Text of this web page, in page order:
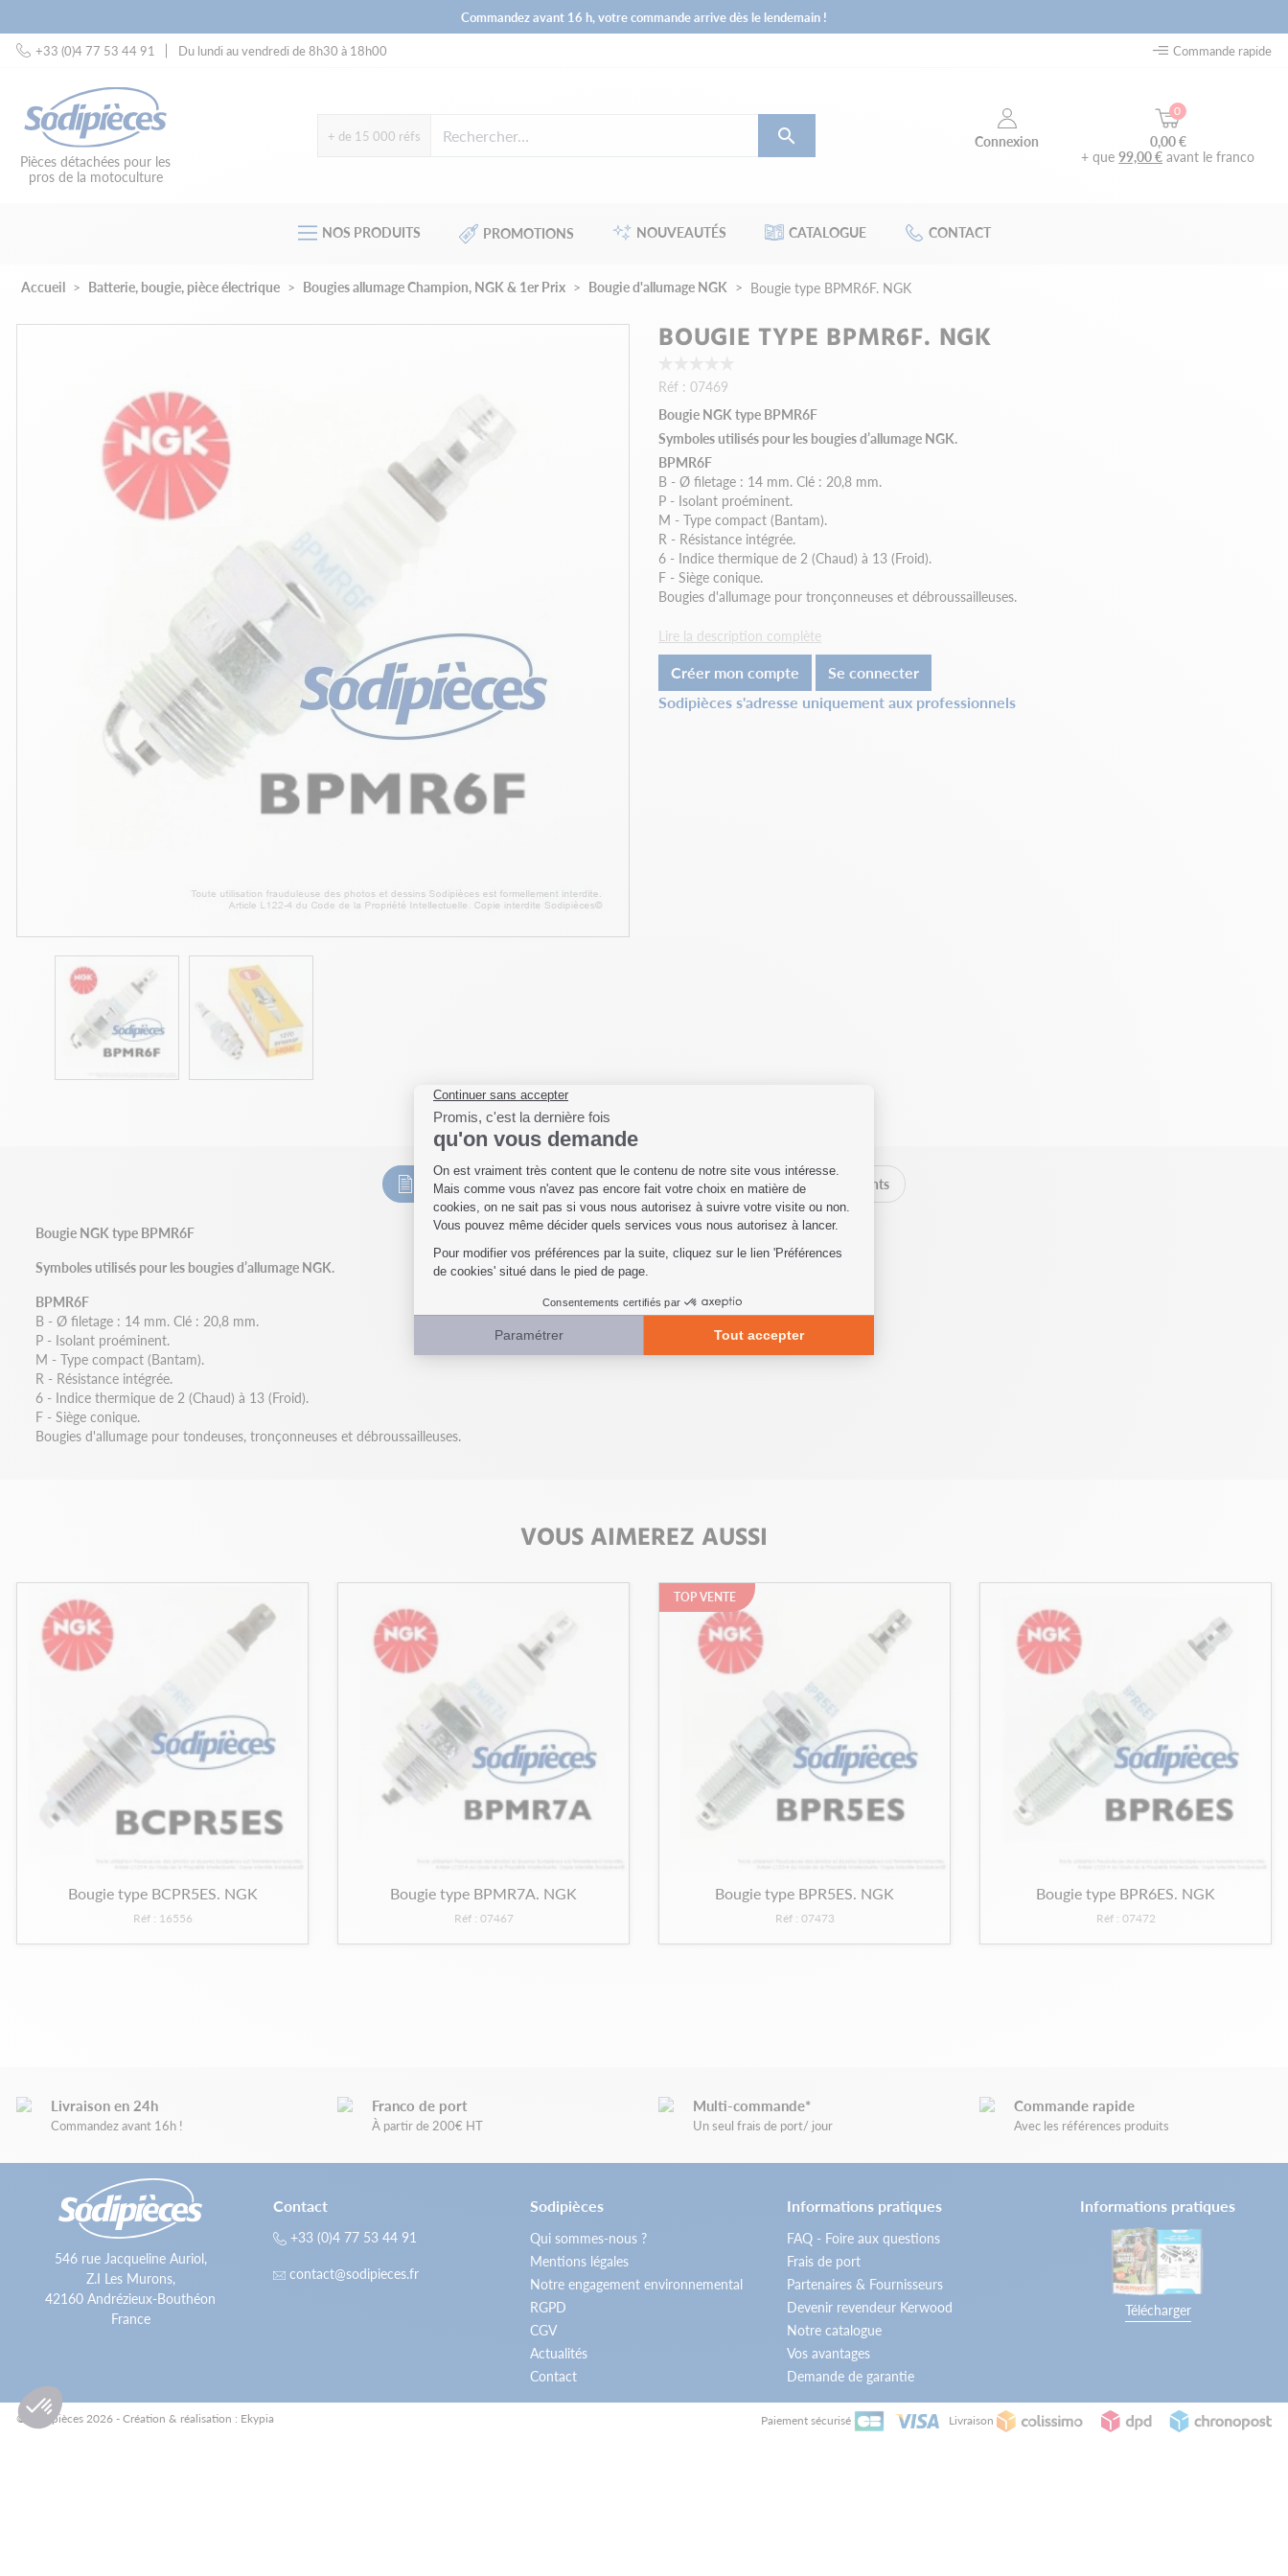
Commandez avant 16 h, votre commande arrive dès le lendemain !
+33 (0)4 77 53 44 91
Du lundi au vendredi de 8h30 à 18h00 Commande rapide
Pièces détachées pour les
pros de la motoculture
+ de 15 000 réfs  Connexion
0
0,00 €
+ que99,00 € avant le franco
NOS PRODUITS PROMOTIONS NOUVEAUTÉS CATALOGUE CONTACT
Accueil Batterie, bougie, pièce électrique Bougies allumage Champion, NGK & 1er Prix Bougie d'allumage NGK Bougie type BPMR6F. NGK
BOUGIE TYPE BPMR6F. NGK
Réf : 07469
Bougie NGK type BPMR6F
Symboles utilisés pour les bougies d’allumage NGK.
BPMR6F
B - Ø filetage : 14 mm. Clé : 20,8 mm.
P - Isolant proéminent.
M - Type compact (Bantam).
R - Résistance intégrée.
6 - Indice thermique de 2 (Chaud) à 13 (Froid).
F - Siège conique.
Bougies d'allumage pour tronçonneuses et débroussailleuses.
Lire la description complète
Créer mon compte
Se connecter
Sodipièces s'adresse uniquement aux professionnels
Description Fiche technique Livraison Avis clients
Bougie NGK type BPMR6F
Symboles utilisés pour les bougies d’allumage NGK.
BPMR6F
B - Ø filetage : 14 mm. Clé : 20,8 mm.
P - Isolant proéminent.
M - Type compact (Bantam).
R - Résistance intégrée.
6 - Indice thermique de 2 (Chaud) à 13 (Froid).
F - Siège conique.
Bougies d'allumage pour tondeuses, tronçonneuses et débroussailleuses.
VOUS AIMEREZ AUSSI
Bougie type BCPR5ES. NGK
Réf : 16556
Bougie type BPMR7A. NGK
Réf : 07467
Bougie type BPR5ES. NGK
Réf : 07473
TOP VENTE
Bougie type BPR6ES. NGK
Réf : 07472
Livraison en 24h
Commandez avant 16h !
Franco de port
À partir de 200€ HT
Multi-commande*
Un seul frais de port/ jour
Commande rapide
Avec les références produits
546 rue Jacqueline Auriol,
Z.I Les Murons,
42160 Andrézieux-Bouthéon
France
Contact
+33 (0)4 77 53 44 91
contact@sodipieces.fr
Sodipièces
Qui sommes-nous ?
Mentions légales
Notre engagement environnemental
RGPD
CGV
Actualités
Contact
Informations pratiques
FAQ - Foire aux questions
Frais de port
Partenaires & Fournisseurs
Devenir revendeur Kerwood
Notre catalogue
Vos avantages
Demande de garantie
Informations pratiques
Télécharger
© Sodipièces 2026 - Création & réalisation : Ekypia Paiement sécurisé Livraison